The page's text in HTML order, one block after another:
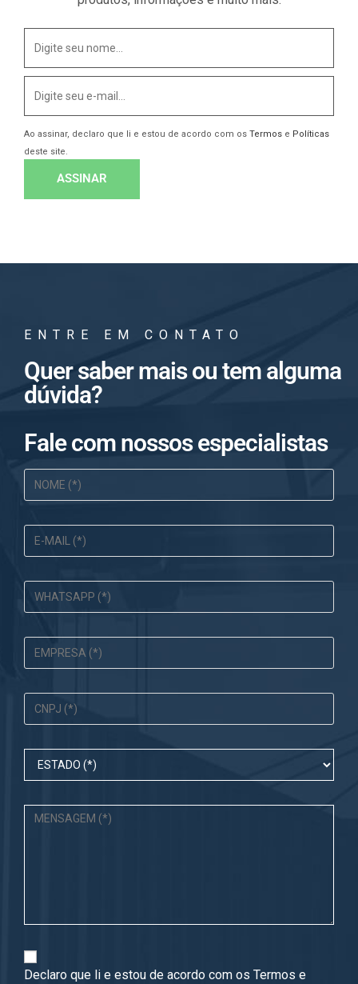
Ao assinar, declaro que li e estou de acordo com os Termos e Políticas
deste site.
ENTRE EM CONTATO
Quer saber mais ou tem alguma
dúvida?
Fale com nossos especialistas
Declaro que li e estou de acordo com os Termos e